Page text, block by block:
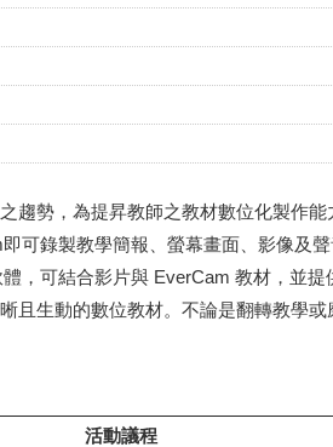
趨勢，為提昇教師之教材數位化製作
可錄製教學簡報、螢幕畫面、影像及
，可結合影片與 EverCam 教材，並
且生動的數位教材。不論是翻轉教學
活動議程